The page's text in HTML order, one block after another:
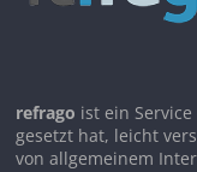
refrago ist ein
gesetzt hat, leicht
von allgemeinem